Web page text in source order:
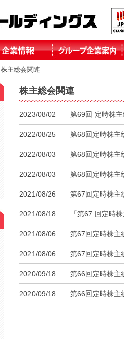
北見日産自動車
株式会社
株主総会関連
株主総会関連
2023/08/02 第69回 定時株
2022/08/25 第68回定時株
2022/08/03 第68回定時株主
2022/08/03 第68回定時株
2021/08/26 第67回定時株
2021/08/18 「第67 回定時
2021/08/06 第67回定時株主
2021/08/06 第67回定時株
2020/09/18 第66回定時株主
2020/09/18 第66回定時株